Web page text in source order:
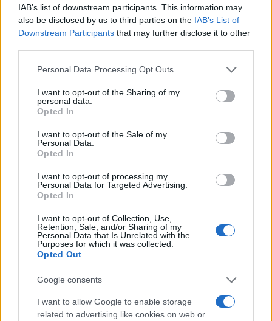
IAB’s list of downstream participants. This information may
also be disclosed by us to third parties on the IAB’s List of
Downstream Participants that may further disclose it to other
Please note that this website/app uses one or more Google
not limited to your visit or usage behaviour. You may click to
grant or deny consent to Google and its third-party tags to
use your data for below specified purposes in below Google
consent section.
Personal Data Processing Opt Outs
I want to opt-out of the Sharing of my
personal data.
Opted In
I want to opt-out of the Sale of my
Personal Data.
Opted In
I want to opt-out of processing my
Personal Data for Targeted Advertising.
Opted In
I want to opt-out of Collection, Use,
Retention, Sale, and/or Sharing of my
Personal Data that Is Unrelated with the
Purposes for which it was collected.
Opted Out
Google consents
I want to allow Google to enable storage
related to advertising like cookies on web or